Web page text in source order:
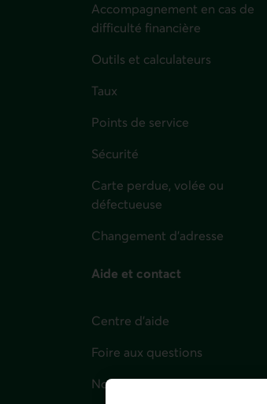
Accompagnement en cas de
difficulté financière
Outils et calculateurs
Taux
Points de service
Sécurité
Carte perdue, volée ou
défectueuse
Changement d'adresse
Aide et contact
Centre d'aide
Foire aux questions
Nous joindre